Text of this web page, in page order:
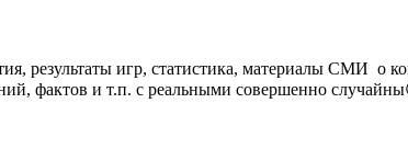
результаты игр, статистика, материалы СМИ о
фактов и т.п. с реальными совершенно